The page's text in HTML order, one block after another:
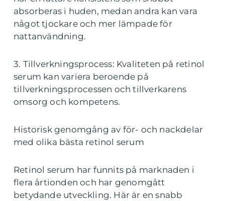
absorberas i huden, medan andra kan vara
något tjockare och mer lämpade för
nattanvändning.
3. Tillverkningsprocess: Kvaliteten på retinol
serum kan variera beroende på
tillverkningsprocessen och tillverkarens
omsorg och kompetens.
Historisk genomgång av för- och nackdelar
med olika bästa retinol serum
Retinol serum har funnits på marknaden i
flera årtionden och har genomgått
betydande utveckling. Här är en snabb